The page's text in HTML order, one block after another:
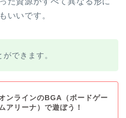
いいです。
できます。
ンラインのBGA（ボードゲー
アリーナ）で遊ぼう！